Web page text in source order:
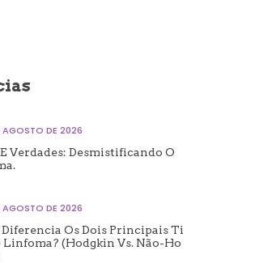
AGOSTO DE 2026
Verdades: Desmistificando O
AGOSTO DE 2026
Diferencia Os Dois Principais Ti
Linfoma? (Hodgkin Vs. Não-Ho